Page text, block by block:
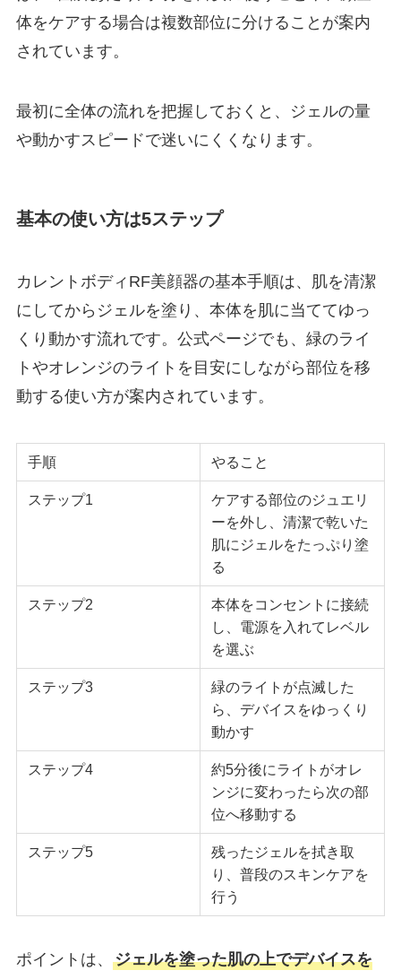
体をケアする場合は複数部位に分けることが案内
されています。
最初に全体の流れを把握しておくと、ジェルの量
や動かすスピードで迷いにくくなります。
基本の使い方は5ステップ
カレントボディRF美顔器の基本手順は、肌を清潔
にしてからジェルを塗り、本体を肌に当ててゆっ
くり動かす流れです。公式ページでも、緑のライ
トやオレンジのライトを目安にしながら部位を移
動する使い方が案内されています。
手順 やること
ステップ1
ケアする部位のジュエリ
ーを外し、清潔で乾いた
肌にジェルをたっぷり塗
る
ステップ2
本体をコンセントに接続
し、電源を入れてレベル
を選ぶ
ステップ3
緑のライトが点滅した
ら、デバイスをゆっくり
動かす
ステップ4
約5分後にライトがオレ
ンジに変わったら次の部
位へ移動する
ステップ5
残ったジェルを拭き取
り、普段のスキンケアを
行う
ポイントは、 ジェルを塗った肌の上でデバイスを